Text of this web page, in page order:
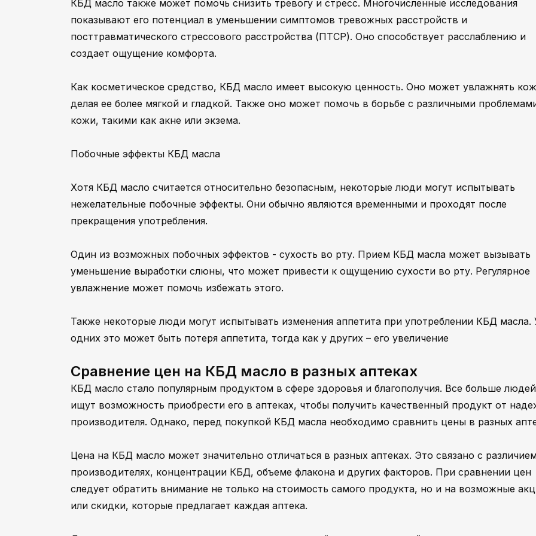
КБД масло также может помочь снизить тревогу и стресс. Многочисленные исследования
показывают его потенциал в уменьшении симптомов тревожных расстройств и
посттравматического стрессового расстройства (ПТСР). Оно способствует расслаблению и
создает ощущение комфорта.
Как косметическое средство, КБД масло имеет высокую ценность. Оно может увлажнять
делая ее более мягкой и гладкой. Также оно может помочь в борьбе с различными
кожи, такими как акне или экзема.
Побочные эффекты КБД масла
Хотя КБД масло считается относительно безопасным, некоторые люди могут испытывать
нежелательные побочные эффекты. Они обычно являются временными и проходят после
прекращения употребления.
Один из возможных побочных эффектов - сухость во рту. Прием КБД масла может вызывать
уменьшение выработки слюны, что может привести к ощущению сухости во рту. Регулярное
увлажнение может помочь избежать этого.
Также некоторые люди могут испытывать изменения аппетита при употреблении КБД масла.
одних это может быть потеря аппетита, тогда как у других – его увеличение
Сравнение цен на КБД масло в разных аптеках
КБД масло стало популярным продуктом в сфере здоровья и благополучия. Все больше людей
ищут возможность приобрести его в аптеках, чтобы получить качественный продукт от
производителя. Однако, перед покупкой КБД масла необходимо сравнить цены в разных
Цена на КБД масло может значительно отличаться в разных аптеках. Это связано с
производителях, концентрации КБД, объеме флакона и других факторов. При сравнении цен
следует обратить внимание не только на стоимость самого продукта, но и на возможные
или скидки, которые предлагает каждая аптека.